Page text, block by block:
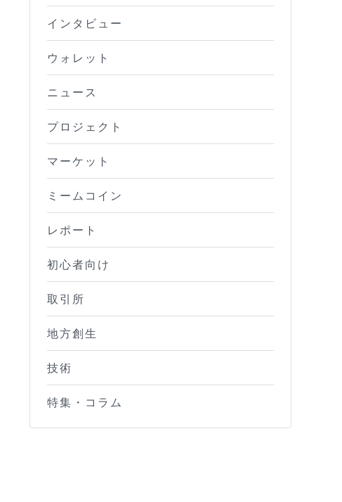
インタビュー
ウォレット
ニュース
プロジェクト
マーケット
ミームコイン
レポート
初心者向け
取引所
地方創生
技術
特集・コラム